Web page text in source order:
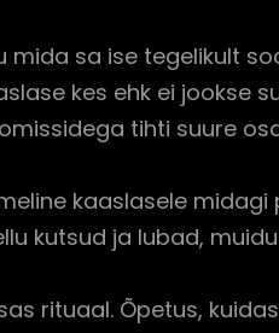
mida sa ise tegelikult
kes ehk ei jookse
tihti suure
kaaslasele midagi
kutsud ja lubad,
rituaal. Õpetus,